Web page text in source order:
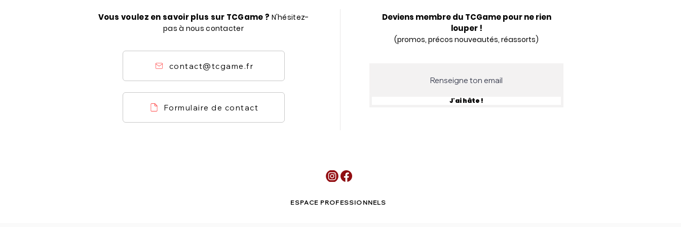
Vous voulez en savoir plus sur TCGame ? N'hésitez-
pas à nous contacter
contact@tcgame.fr
Formulaire de contact
Deviens membre du TCGame pour ne rien
louper !
(promos, précos nouveautés, réassorts)
J'ai hâte !
ESPACE PROFESSIONNELS